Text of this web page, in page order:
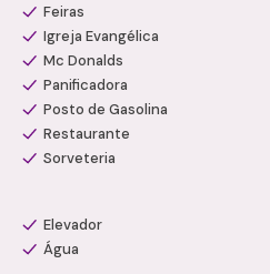
consumo
a alterações sem aviso
informações atualizadas com
nossos consultores
Feiras
Igreja Evangélica
Mc Donalds
Panificadora
Posto de Gasolina
Restaurante
Sorveteria
Elevador
Água